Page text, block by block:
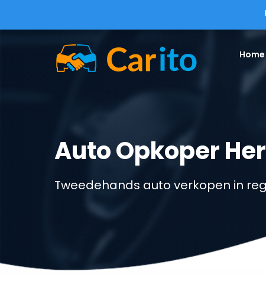
Home
Auto Opkoper
Tweedehands auto verkopen in